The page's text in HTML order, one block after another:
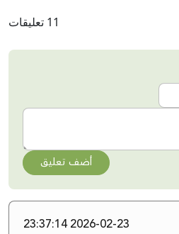
11 تعليقات
أضف تعليق
2026-02-23 23:37:14